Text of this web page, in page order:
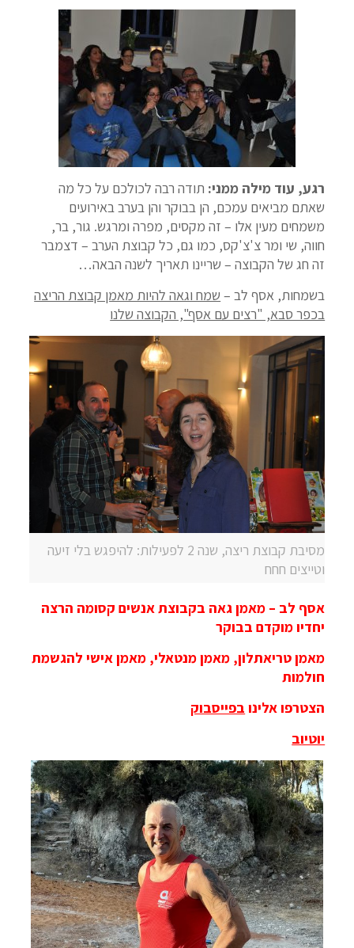
רגע, עוד מילה ממני: תודה רבה לכולכם על כל מה
שאתם מביאים עמכם, הן בבוקר והן בערב באירועים
משמחים מעין אלו – זה מקסים, מפרה ומרגש. גור, בר,
חווה, שי ומר צ'צ'קס, כמו גם, כל קבוצת הערב – דצמבר
זה חג של הקבוצה – שריינו תאריך לשנה הבאה…
בשמחות, אסף לב – שמח וגאה להיות מאמן קבוצת הריצה
בכפר סבא, "רצים עם אסף", הקבוצה שלנו
מסיבת קבוצת ריצה, שנה 2 לפעילות: להיפגש בלי זיעה
וטייצים חחח
אסף לב – מאמן גאה בקבוצת אנשים קסומה הרצה
יחדיו מוקדם בבוקר
מאמן טריאתלון, מאמן מנטאלי, מאמן אישי להגשמת
חולמות
הצטרפו אלינו בפייסבוק
יוטיוב